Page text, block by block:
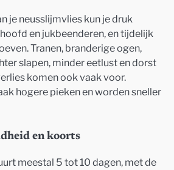
je neusslijmvlies kun je druk
en jukbeenderen, en tijdelijk
Tranen, branderige ogen,
slapen, minder eetlust en dorst
komen ook vaak voor.
hogere pieken en worden sneller
en koorts
meestal 5 tot 10 dagen, met de